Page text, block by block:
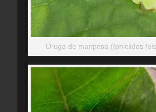
Oruga de mariposa (Iphiclides